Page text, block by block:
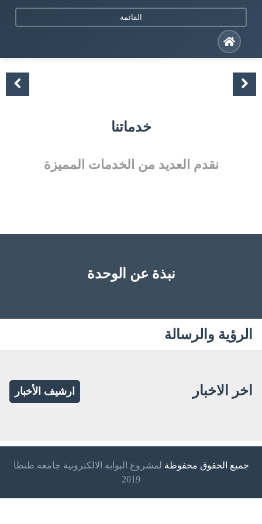
Skip
content
القائمة
خدماتنا
نقدم العديد من الخدمات المميزة
نبذة عن الوحدة
الرؤية والرسالة
اخر الاخبار ارشيف الأخبار
جميع الحقوق محفوظة لمشروع البوابة الالكترونية جامعة طنطا
2019